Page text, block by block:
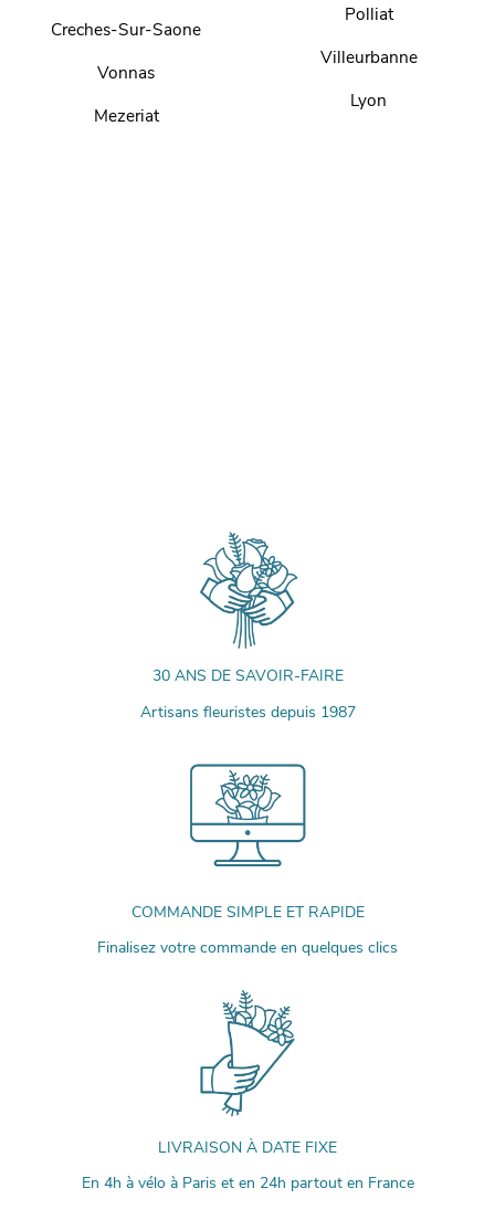
Creches-Sur-Saone
Vonnas
Mezeriat
Polliat
Villeurbanne
Lyon
30 ANS DE SAVOIR-FAIRE
Artisans fleuristes depuis 1987
COMMANDE SIMPLE ET RAPIDE
Finalisez votre commande en quelques clics
LIVRAISON À DATE FIXE
En 4h à vélo à Paris et en 24h partout en France